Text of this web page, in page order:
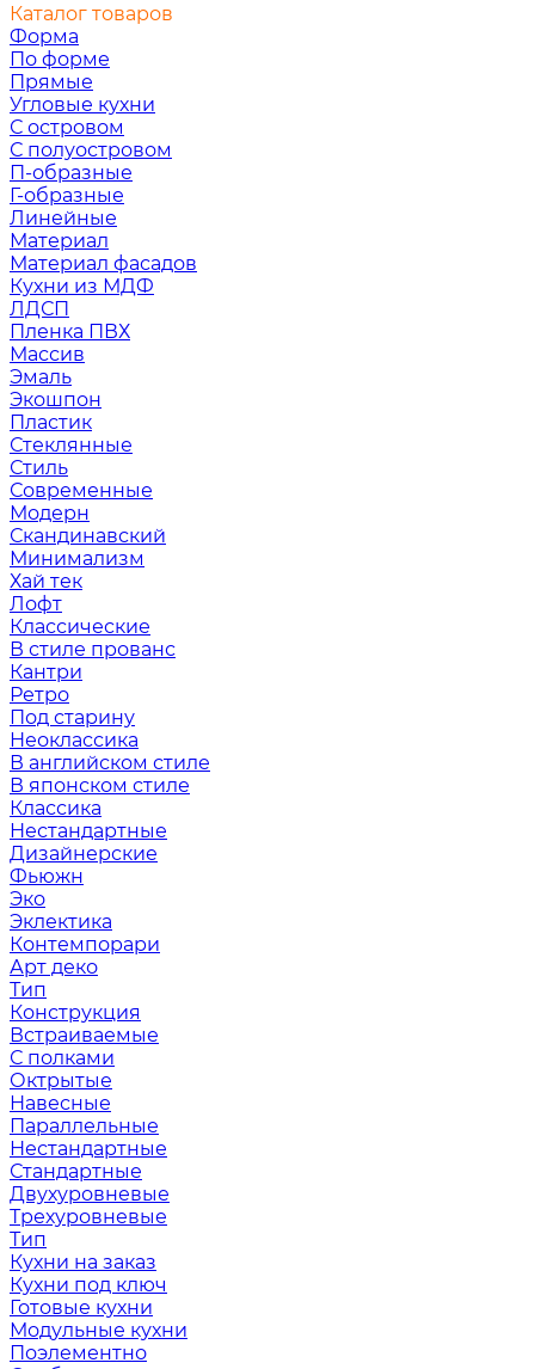
Каталог товаров
Форма
По форме
Прямые
Угловые кухни
С островом
С полуостровом
П-образные
Г-образные
Линейные
Материал
Материал фасадов
Кухни из МДФ
ЛДСП
Пленка ПВХ
Массив
Эмаль
Экошпон
Пластик
Стеклянные
Стиль
Современные
Модерн
Скандинавский
Минимализм
Хай тек
Лофт
Классические
В стиле прованс
Кантри
Ретро
Под старину
Неоклассика
В английском стиле
В японском стиле
Классика
Нестандартные
Дизайнерские
Фьюжн
Эко
Эклектика
Контемпорари
Арт деко
Тип
Конструкция
Встраиваемые
С полками
Октрытые
Навесные
Параллельные
Нестандартные
Стандартные
Двухуровневые
Трехуровневые
Тип
Кухни на заказ
Кухни под ключ
Готовые кухни
Модульные кухни
Поэлементно